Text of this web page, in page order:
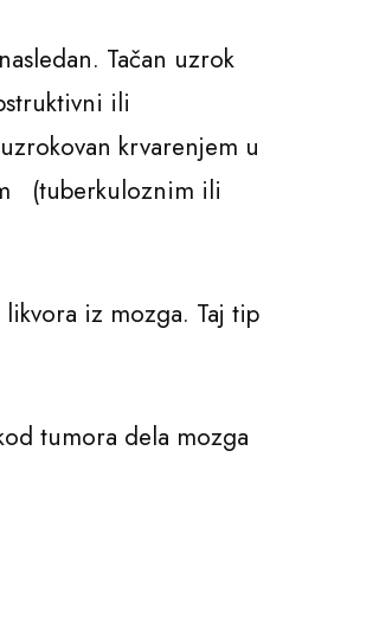
Tačan uzrok
ili
krvarenjem u
(tuberkuloznim ili
iz mozga. Taj tip
tumora dela mozga